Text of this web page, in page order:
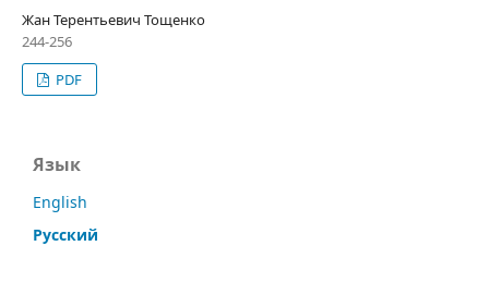
Жан Терентьевич Тощенко
244-256
PDF
Язык
English
Русский